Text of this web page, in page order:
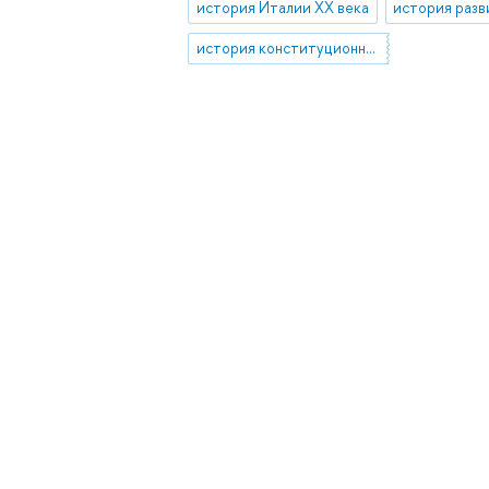
история Италии XX века
история конституционного права